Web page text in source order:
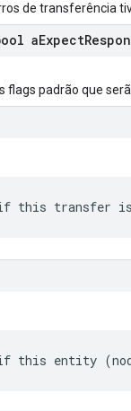
de transferência
aExpect
flags padrão que
this transfer is
if this entity